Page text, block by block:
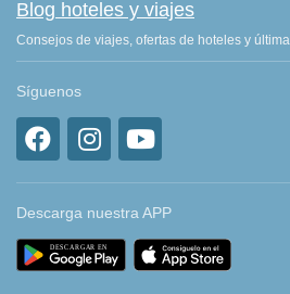
Blog hoteles y viajes
Consejos de viajes, ofertas de hoteles y
Síguenos
Descarga nuestra APP